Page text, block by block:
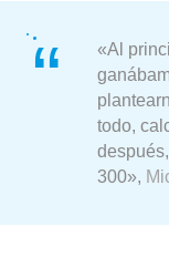
«Al
todo,
300»,